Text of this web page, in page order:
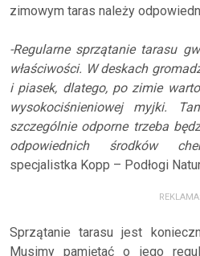
zimowym taras należy
-Regularne sprzątanie tarasu
właściwości. W deskach
i piasek, dlatego, po zimie
wysokociśnieniowej myjki.
szczególnie odporne trzeba
odpowiednich środków
specjalistka Kopp – Podłogi
REKLAMA:
Sprzątanie tarasu jest
Musimy pamiętać o jego